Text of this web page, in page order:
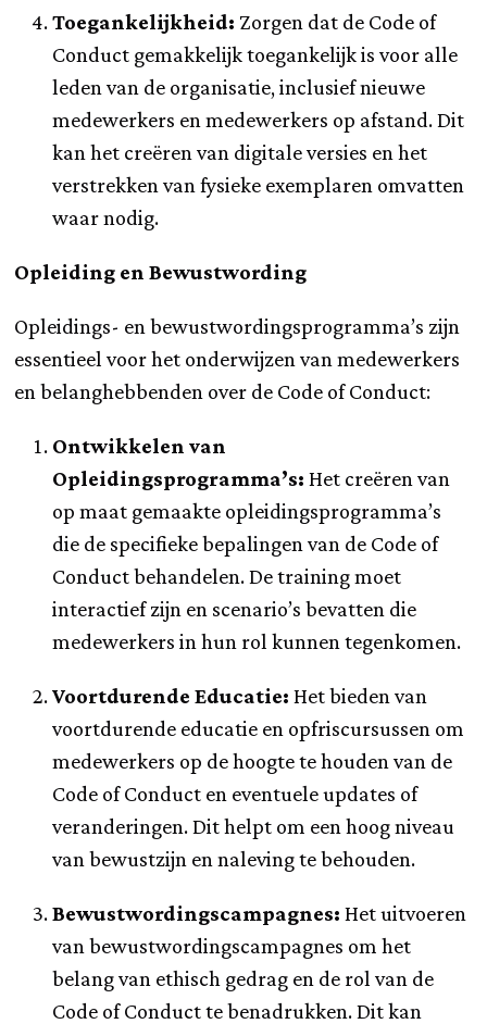
Toegankelijkheid: Zorgen dat de Code of
Conduct gemakkelijk toegankelijk is voor alle
leden van de organisatie, inclusief nieuwe
medewerkers en medewerkers op afstand. Dit
kan het creëren van digitale versies en het
verstrekken van fysieke exemplaren omvatten
waar nodig.
Opleiding en Bewustwording
Opleidings- en bewustwordingsprogramma’s zijn
essentieel voor het onderwijzen van medewerkers
en belanghebbenden over de Code of Conduct:
Ontwikkelen van
Opleidingsprogramma’s: Het creëren van
op maat gemaakte opleidingsprogramma’s
die de specifieke bepalingen van de Code of
Conduct behandelen. De training moet
interactief zijn en scenario’s bevatten die
medewerkers in hun rol kunnen tegenkomen.
Voortdurende Educatie: Het bieden van
voortdurende educatie en opfriscursussen om
medewerkers op de hoogte te houden van de
Code of Conduct en eventuele updates of
veranderingen. Dit helpt om een hoog niveau
van bewustzijn en naleving te behouden.
Bewustwordingscampagnes: Het uitvoeren
van bewustwordingscampagnes om het
belang van ethisch gedrag en de rol van de
Code of Conduct te benadrukken. Dit kan